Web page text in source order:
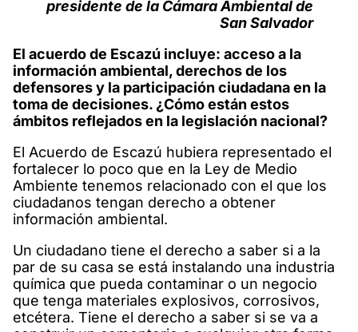
presidente de la Cámara Ambiental de
San Salvador
El acuerdo de Escazú incluye: acceso a la
información ambiental, derechos de los
defensores y la participación ciudadana en la
toma de decisiones. ¿Cómo están estos
ámbitos reflejados en la legislación nacional?
El Acuerdo de Escazú hubiera representado el
fortalecer lo poco que en la Ley de Medio
Ambiente tenemos relacionado con el que los
ciudadanos tengan derecho a obtener
información ambiental.
Un ciudadano tiene el derecho a saber si a la
par de su casa se está instalando una industria
química que pueda contaminar o un negocio
que tenga materiales explosivos, corrosivos,
etcétera. Tiene el derecho a saber si se va a